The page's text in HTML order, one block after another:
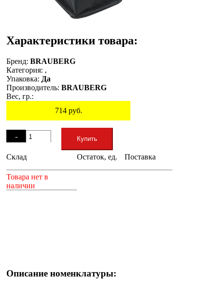
Характеристики товара:
Бренд: BRAUBERG
Категория: ,
Упаковка: Да
Производитель: BRAUBERG
Вес, гр.:
714руб.
-
+
Купить
Склад Остаток, ед. Поставка
Товара нет в
наличии
Описание номенклатуры: